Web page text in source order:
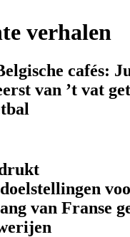
verhalen
cafés:
van ’t vat
van Franse